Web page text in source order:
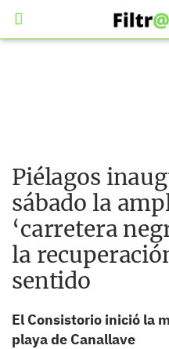
Piélagos
sábado la
‘carretera
la
sentido
El Consistorio inició la
playa de Canallave